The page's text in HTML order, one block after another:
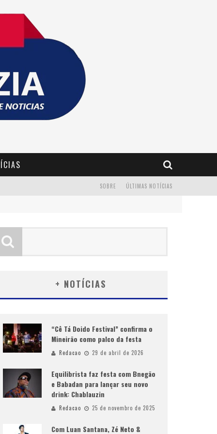
ÚLTIMAS NOTÍCIAS
SOBRE
+ NOTÍCIAS
“Cê Tá Doido Festival” confirma o
Mineirão como palco da festa
Redacao 29 de abril de 2026
Equilibrista faz festa com Bnegão
e Babadan para lançar seu novo
drink: Chablauzin
Redacao 25 de novembro de 2025
Com Luan Santana, Zé Neto &